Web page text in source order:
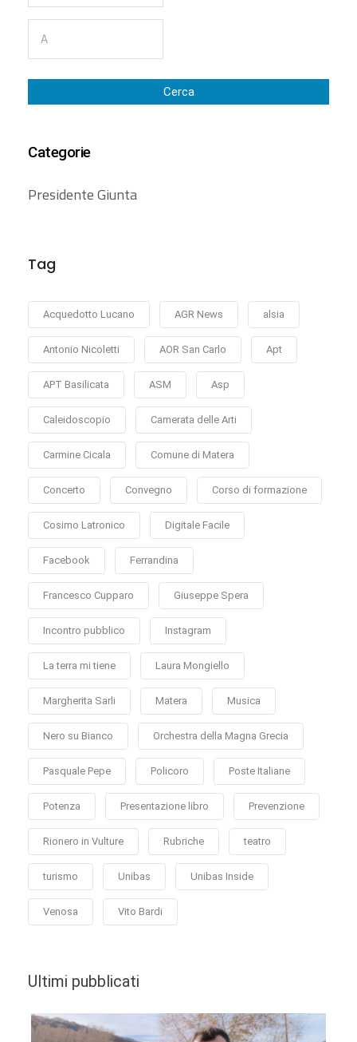
Cerca
Categorie
Presidente Giunta
Tag
Acquedotto Lucano AGR News alsia
Antonio Nicoletti AOR San Carlo Apt
APT Basilicata ASM Asp
Caleidoscopio Camerata delle Arti
Carmine Cicala Comune di Matera
Concerto Convegno Corso di formazione
Cosimo Latronico Digitale Facile
Facebook Ferrandina
Francesco Cupparo Giuseppe Spera
Incontro pubblico Instagram
La terra mi tiene Laura Mongiello
Margherita Sarli Matera Musica
Nero su Bianco Orchestra della Magna Grecia
Pasquale Pepe Policoro Poste Italiane
Potenza Presentazione libro Prevenzione
Rionero in Vulture Rubriche teatro
turismo Unibas Unibas Inside
Venosa Vito Bardi
Ultimi pubblicati